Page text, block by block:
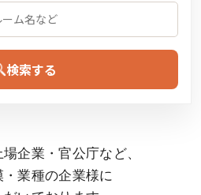
検索する
企業・官公庁など、
業種の企業様に